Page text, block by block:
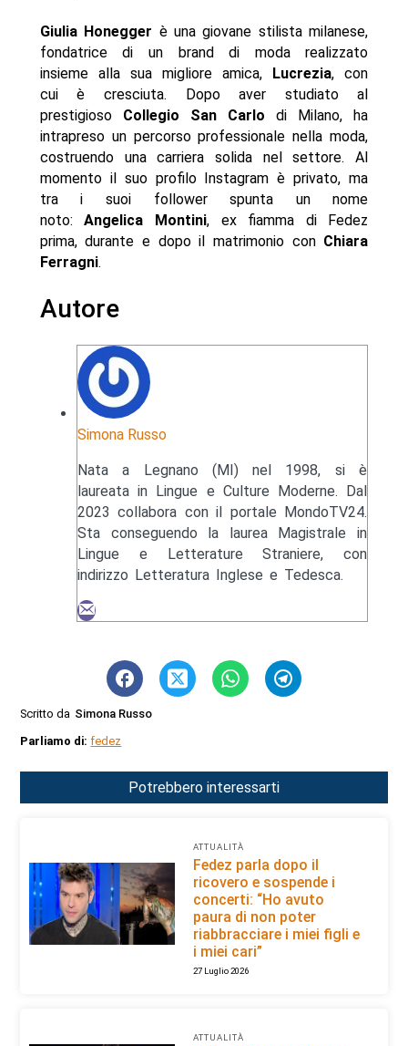
Giulia Honegger è una giovane stilista milanese,
fondatrice di un brand di moda realizzato
insieme alla sua migliore amica, Lucrezia, con
cui è cresciuta. Dopo aver studiato al
prestigioso Collegio San Carlo di Milano, ha
intrapreso un percorso professionale nella moda,
costruendo una carriera solida nel settore. Al
momento il suo profilo Instagram è privato, ma
tra i suoi follower spunta un nome
noto:Angelica Montini, ex fiamma di Fedez
prima, durante e dopo il matrimonio con Chiara
Ferragni.
Autore
Simona Russo
Nata a Legnano (MI) nel 1998, si è
laureata in Lingue e Culture Moderne. Dal
2023 collabora con il portale MondoTV24.
Sta conseguendo la laurea Magistrale in
Lingue e Letterature Straniere, con
indirizzo Letteratura Inglese e Tedesca.
Scritto da Simona Russo
Parliamo di:fedez
Potrebbero interessarti
ATTUALITÀ
Fedez parla dopo il
ricovero e sospende i
concerti: “Ho avuto
paura di non poter
riabbracciare i miei figli e
i miei cari”
27 Luglio 2026
ATTUALITÀ